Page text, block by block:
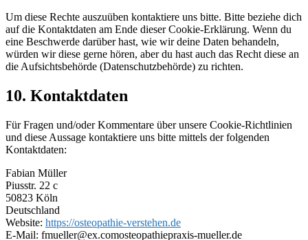
Um diese Rechte auszuüben kontaktiere uns bitte. Bitte beziehe dich
auf die Kontaktdaten am Ende dieser Cookie-Erklärung. Wenn du
eine Beschwerde darüber hast, wie wir deine Daten behandeln,
würden wir diese gerne hören, aber du hast auch das Recht diese an
die Aufsichtsbehörde (Datenschutzbehörde) zu richten.
10. Kontaktdaten
Für Fragen und/oder Kommentare über unsere Cookie-Richtlinien
und diese Aussage kontaktiere uns bitte mittels der folgenden
Kontaktdaten:
Fabian Müller
Piusstr. 22 c
50823 Köln
Deutschland
Website: https://osteopathie-verstehen.de
E-Mail: fmueller@ex.comosteopathiepraxis-mueller.de